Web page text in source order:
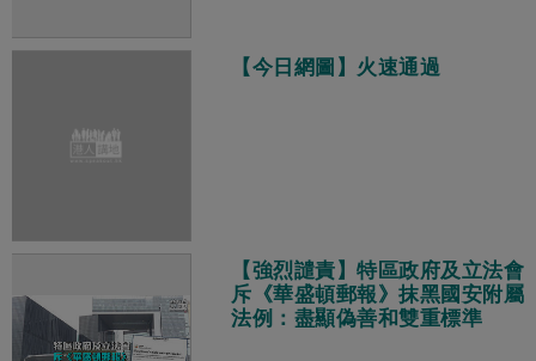
【今日網圖】火速通過
【強烈譴責】特區政府及立法會
斥《華盛頓郵報》抹黑國安附屬
法例：盡顯偽善和雙重標準